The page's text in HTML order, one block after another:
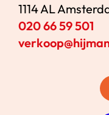
1114 AL
020 66 59 501